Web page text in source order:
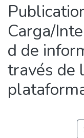
People
Statistics
Carga/
d de
través de